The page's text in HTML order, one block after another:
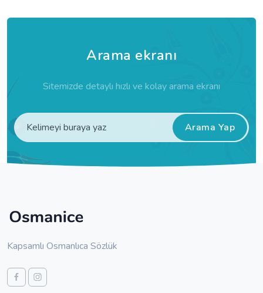
Arama ekranı
Sitemizde detaylı hızlı ve kolay arama ekranı
Arama Yap
Kapsamlı Osmanlıca Sözlük